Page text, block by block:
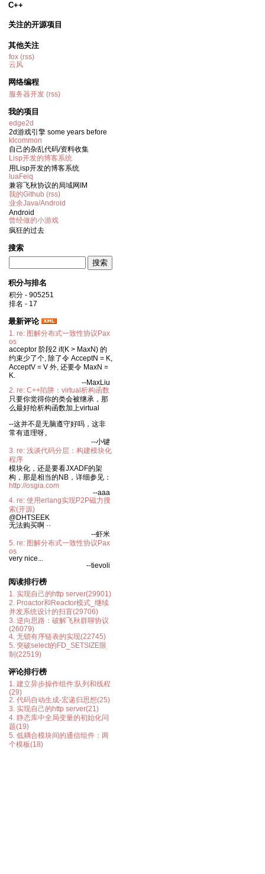
C++
关注的开源项目
其他关注
fox (rss)
云风
网络编程
服务器开发 (rss)
我的项目
edge2d
2d游戏引擎 some years before
klcommon
自己的杂乱代码/资料收集
Lisp开发的博客系统
用Lisp开发的博客系统
luaFeiq
兼容飞秋协议的局域网IM
我的Github (rss)
业余Java/Android
Android
曾经做的小游戏
疯狂的过去
搜索
积分与排名
积分 - 905251
排名 - 17
最新评论
1. re: 图解分布式一致性协议Pax
os
acceptor 阶段2 if(K > MaxN) 的
约束少了个, 除了令 AcceptN = K,
AcceptV = V 外, 还要令 MaxN =
K.
--MaxLiu
2. re: C++陷阱：virtual析构函数
只要你觉得你的类会被继承，那
么最好给析构函数加上virtual
--这并不是无脑遵守好吗，这非
常有道理呀。
--小键
3. re: 浅谈代码分层：构建模块化
程序
模块化，还是要看JXADF的架
构，那是相当的NB，详细参见：
http://osgia.com
--aaa
4. re: 使用erlang实现P2P磁力搜
索(开源)
@DHTSEEK
无法购买啊 ··
--虾米
5. re: 图解分布式一致性协议Pax
os
very nice...
--tievoli
阅读排行榜
1. 实现自己的http server(29901)
2. Proactor和Reactor模式_继续
并发系统设计的扫盲(29706)
3. 逆向思路：破解飞秋群聊协议
(26079)
4. 无锁有序链表的实现(22745)
5. 突破select的FD_SETSIZE限
制(22519)
评论排行榜
1. 建立异步操作组件:队列和线程
(29)
2. 代码自动生成-宏递归思想(25)
3. 实现自己的http server(21)
4. 静态库中全局变量的初始化问
题(19)
5. 低耦合模块间的通信组件：两
个模板(18)